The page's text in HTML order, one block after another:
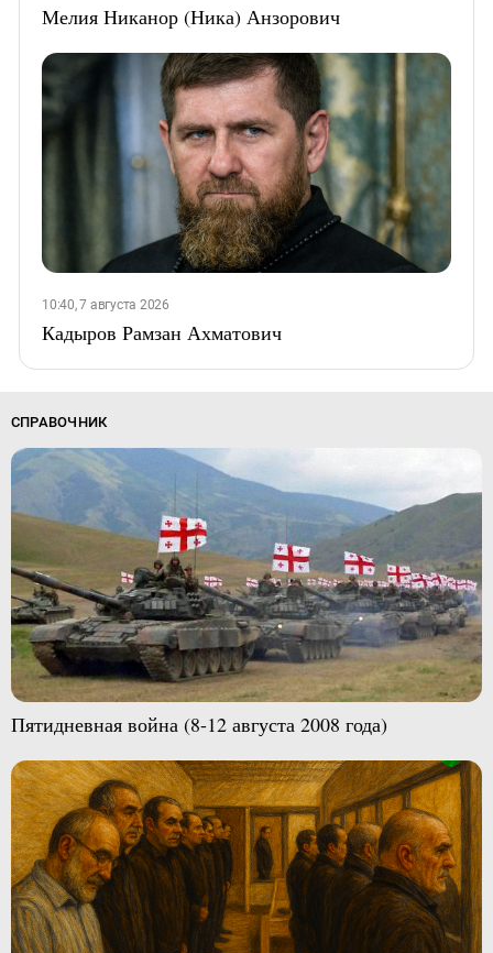
Мелия Никанор (Ника) Анзорович
10:40, 7 августа 2026
Кадыров Рамзан Ахматович
СПРАВОЧНИК
Пятидневная война (8-12 августа 2008 года)